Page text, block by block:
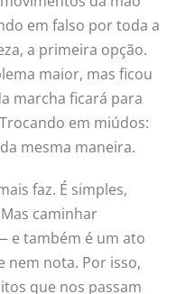
em falso por toda a
a primeira opção.
maior, mas ficou
marcha ficará para
em miúdos:
mesma maneira.
faz. É simples,
caminhar
e também é um ato
nem nota. Por isso,
que nos passam